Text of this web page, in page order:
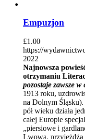
Empuzjon
£1.00
https://
2022
Najnowsza
otrzymaniu
pozostaje zawsze
1913 roku,
na Dolnym Śląsku).
pół wieku działa
całej Europie
„piersiowe i
Lwowa, przyjeżdża